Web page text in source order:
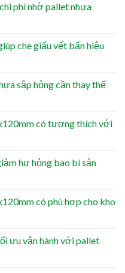
phí nhờ pallet nhựa
che giấu vết bẩn hiệu
sắp hỏng cần thay thế
có tương thích với
hư hỏng bao bì sản
có phù hợp cho kho
ưu vận hành với pallet